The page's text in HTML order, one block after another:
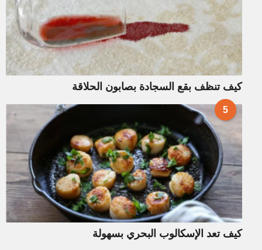
كيف تنظف بقع السجادة بصابون الحلاقة
5
كيف تعد الإسكالوب البحري بسهولة